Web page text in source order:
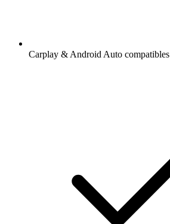
Carplay & Android Auto compatibles